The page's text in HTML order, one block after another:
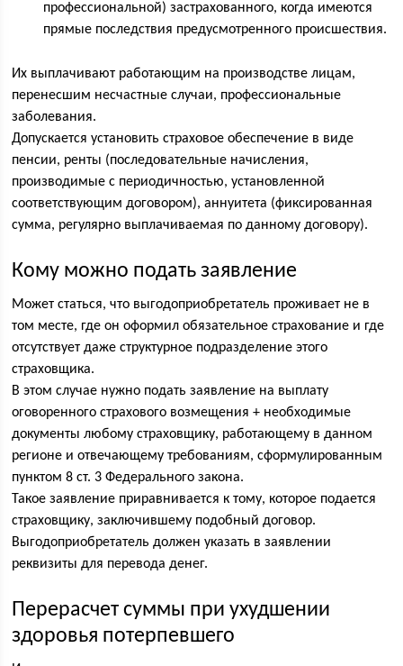
профессиональной) застрахованного, когда имеются
прямые последствия предусмотренного происшествия.
Их выплачивают работающим на производстве лицам,
перенесшим несчастные случаи, профессиональные
заболевания.
Допускается установить страховое обеспечение в виде
пенсии, ренты (последовательные начисления,
производимые с периодичностью, установленной
соответствующим договором), аннуитета (фиксированная
сумма, регулярно выплачиваемая по данному договору).
Кому можно подать заявление
Может статься, что выгодоприобретатель проживает не в
том месте, где он оформил обязательное страхование и где
отсутствует даже структурное подразделение этого
страховщика.
В этом случае нужно подать заявление на выплату
оговоренного страхового возмещения + необходимые
документы любому страховщику, работающему в данном
регионе и отвечающему требованиям, сформулированным
пунктом 8 ст. 3 Федерального закона.
Такое заявление приравнивается к тому, которое подается
страховщику, заключившему подобный договор.
Выгодоприобретатель должен указать в заявлении
реквизиты для перевода денег.
Перерасчет суммы при ухудшении
здоровья потерпевшего